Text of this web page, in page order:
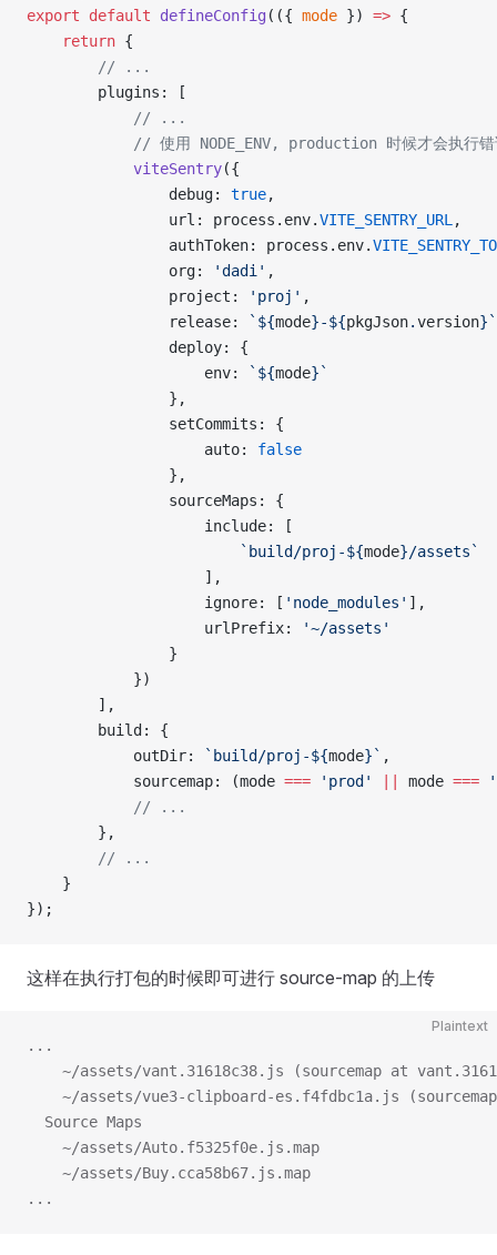
export default defineConfig (({ mode }) => {
    return
{
        // ...
        plugins: [
            // ...
// 使用 NODE_ENV, production 时候才会执行错
            viteSentry
({
                debug:
true,
                url: process.env.
VITE_SENTRY_URL ,
                authToken: process.env.
                org:
'dadi' ,
                project:
'proj' ,
                release:
`${mode}-${pkgJson.version}`
                deploy: {
                    env:
`${mode}`
                },
                setCommits: {
                    auto:
false
                },
                sourceMaps: {
                    include: [
                        `build/proj-${
mode}/assets`
                    ],
                    ignore: [
'node_modules' ],
                    urlPrefix:
'~/assets'
                }
            })
        ],
        build: {
            outDir:
`build/proj-${mode}` ,
            sourcemap: (mode
=== 'prod' mode ===
            // ...
        },
        // ...
    }
});
这样在执行打包的时候即可进行 source-map 的上传
Plaintext
...
~/assets/vant.31618c38.js (sourcemap at
~/assets/vue3-clipboard-es.f4fdbc1a.js
  Source Maps
    ~/assets/Auto.f5325f0e.js.map
    ~/assets/Buy.cca58b67.js.map
...